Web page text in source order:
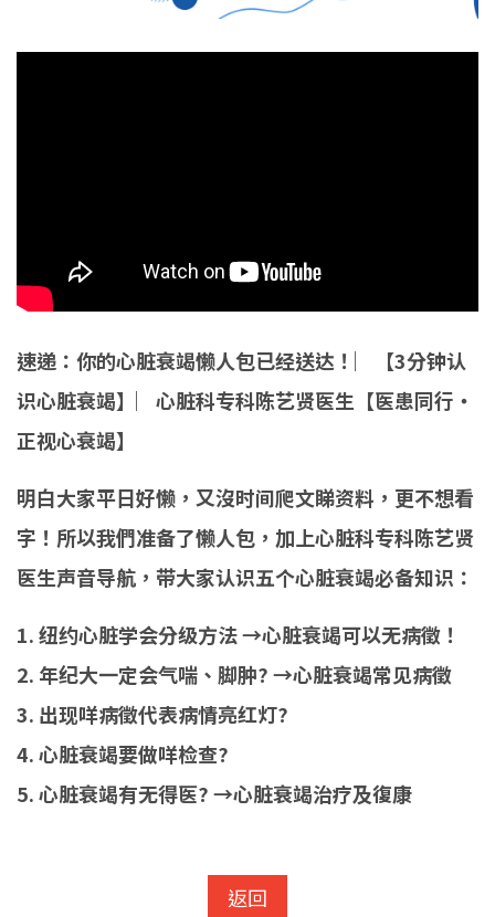
速递：你的心脏衰竭懒人包已经送达！︳【3分钟认
识心脏衰竭】︳心脏科专科陈艺贤医生【医患同行‧
正视心衰竭】
明白大家平日好懒，又沒时间爬文睇资料，更不想看
字！所以我們准备了懒人包，加上心脏科专科陈艺贤
医生声音导航，带大家认识五个心脏衰竭必备知识：
1. 纽约心脏学会分级方法→心脏衰竭可以无病徵！
2. 年纪大一定会气喘、脚肿?→心脏衰竭常见病徵
3. 出现咩病徵代表病情亮红灯?
4. 心脏衰竭要做咩检查?
5. 心脏衰竭有无得医?→心脏衰竭治疗及復康
返回